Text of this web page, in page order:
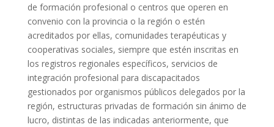
de formación profesional o centros que operen en
convenio con la provincia o la región o estén
acreditados por ellas, comunidades terapéuticas y
cooperativas sociales, siempre que estén inscritas en
los registros regionales específicos, servicios de
integración profesional para discapacitados
gestionados por organismos públicos delegados por la
región, estructuras privadas de formación sin ánimo de
lucro, distintas de las indicadas anteriormente, que